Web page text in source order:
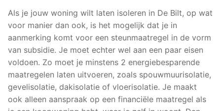
Als je jouw woning wilt laten isoleren in De Bilt, op wat
voor manier dan ook, is het mogelijk dat je in
aanmerking komt voor een steunmaatregel in de vorm
van subsidie. Je moet echter wel aan een paar eisen
voldoen. Zo moet je minstens 2 energiebesparende
maatregelen laten uitvoeren, zoals spouwmuurisolatie,
gevelisolatie, dakisolatie of vloerisolatie. Je maakt
ook alleen aanspraak op een financiële maatregel als